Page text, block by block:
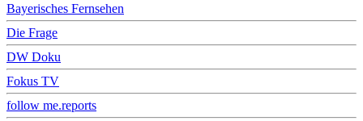
Bayerisches Fernsehen
Die Frage
DW Doku
Fokus TV
follow me.reports